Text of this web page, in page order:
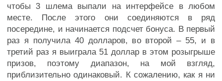
чтобы 3 шлема выпали на интерфейсе в любом
месте. После этого они соединяются в ряд
посередине, и начинается подсчет бонуса. В первый
раз я получила 40 долларов, во второй – 55, и в
третий раз я выиграла 51 доллар в этом розыгрыше
призов, поэтому диапазон, на мой взгляд,
приблизительно одинаковый. К сожалению, как я ни